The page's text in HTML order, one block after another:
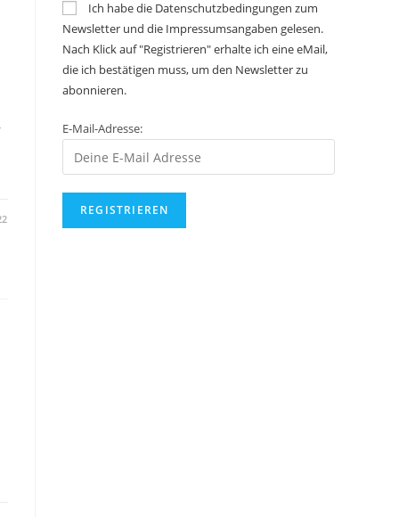
Ich habe die Datenschutzbedingungen zum
Newsletter und die Impressumsangaben gelesen.
Nach Klick auf "Registrieren" erhalte ich eine eMail,
die ich bestätigen muss, um den Newsletter zu
abonnieren.
E-Mail-Adresse: